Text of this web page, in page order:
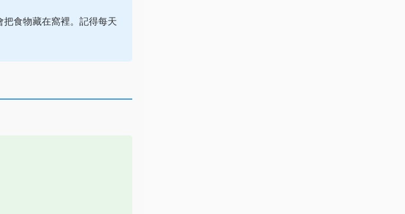
食物藏在窩裡。記得每天